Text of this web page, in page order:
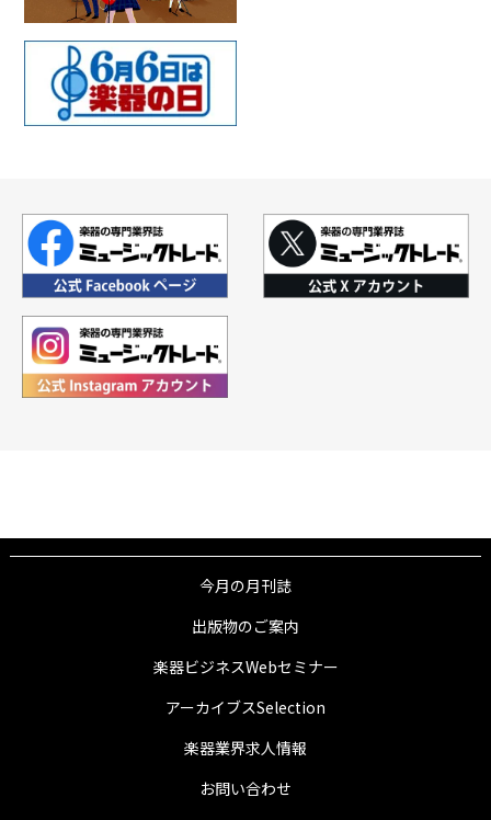
今月の月刊誌
出版物のご案内
楽器ビジネスWebセミナー
アーカイブスSelection
楽器業界求人情報
お問い合わせ